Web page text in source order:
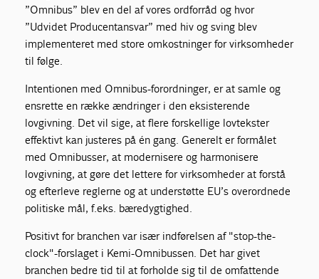
”Omnibus” blev en del af vores ordforråd og hvor
”Udvidet Producentansvar” med hiv og sving blev
implementeret med store omkostninger for virksomheder
til følge.
Intentionen med Omnibus-forordninger, er at samle og
ensrette en række ændringer i den eksisterende
lovgivning. Det vil sige, at flere forskellige lovtekster
effektivt kan justeres på én gang. Generelt er formålet
med Omnibusser, at modernisere og harmonisere
lovgivning, at gøre det lettere for virksomheder at forstå
og efterleve reglerne og at understøtte EU’s overordnede
politiske mål, f.eks. bæredygtighed.
Positivt for branchen var især indførelsen af "stop-the-
clock"-forslaget i Kemi-Omnibussen. Det har givet
branchen bedre tid til at forholde sig til de omfattende